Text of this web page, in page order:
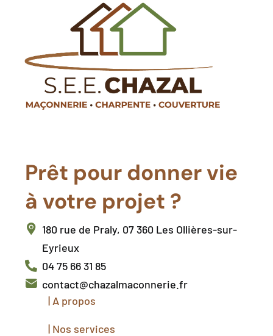
Prêt pour donner vie
à votre projet ?
180 rue de Praly, 07 360 Les Ollières-sur-
Eyrieux
04 75 66 31 85
contact@chazalmaconnerie.fr
| A propos
| Nos services